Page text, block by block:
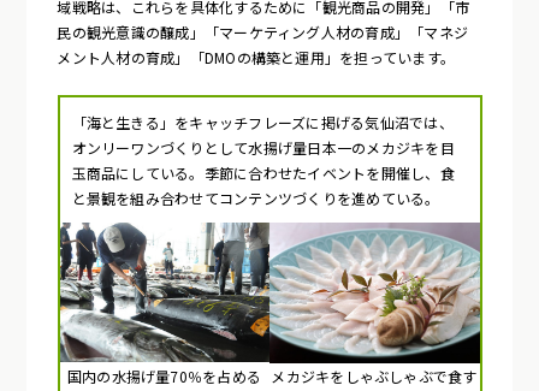
域戦略は、これらを具体化するために「観光商品の開発」「市
民の観光意識の醸成」「マーケティング人材の育成」「マネジ
メント人材の育成」「DMOの構築と運用」を担っています。
「海と生きる」をキャッチフレーズに掲げる気仙沼では、
オンリーワンづくりとして水揚げ量日本一のメカジキを目
玉商品にしている。季節に合わせたイベントを開催し、食
と景観を組み合わせてコンテンツづくりを進めている。
国内の水揚げ量70％を占める
メカジキをしゃぶしゃぶで食す